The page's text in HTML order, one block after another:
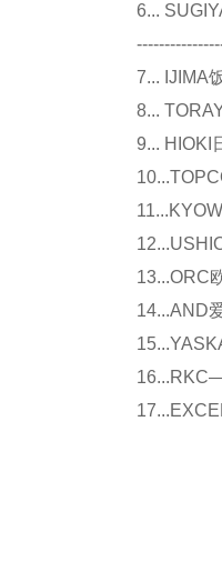
6...
7... IJIMA
8...
9... HIOKI
13...ORC
14...AND